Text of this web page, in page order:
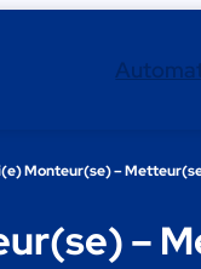
Monteur(se) –
–